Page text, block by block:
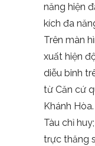
năng hiện
kích đa
Trên màn
xuất hiện
diễu binh
từ Căn cứ
Khánh
Tàu chỉ
trực thăng